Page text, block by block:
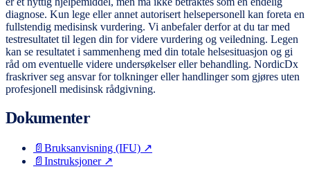
diagnose. Kun lege eller annet autorisert helsepersonell kan foreta en
fullstendig medisinsk vurdering. Vi anbefaler derfor at du tar med
testresultatet til legen din for videre vurdering og veiledning. Legen
kan se resultatet i sammenheng med din totale helsesituasjon og gi
råd om eventuelle videre undersøkelser eller behandling. NordicDx
fraskriver seg ansvar for tolkninger eller handlinger som gjøres uten
profesjonell medisinsk rådgivning.
Dokumenter
📄 Bruksanvisning (IFU) ↗
📄 Instruksjoner↗